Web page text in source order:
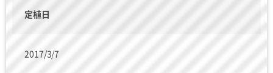
定植日
2017/3/7